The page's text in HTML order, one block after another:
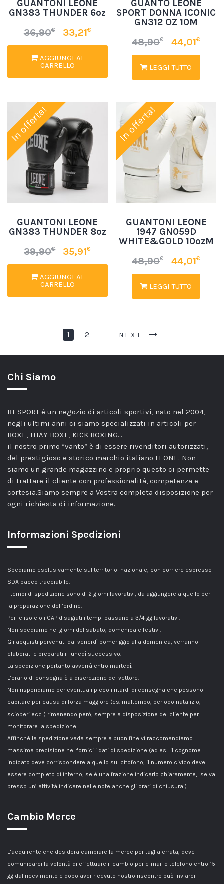
GUANTONI LEONE
GN383 THUNDER 6oz
36,90€ 33,21€
AGGIUNGI AL
CARRELLO
GUANTO LEONE
SPORT DONNA ICONIC
GN312 OZ 10M
48,90€ 44,01€
LEGGI TUTTO
In offerta!
GUANTONI LEONE
GN383 THUNDER 8oz
39,90€ 35,91€
AGGIUNGI AL
CARRELLO
In offerta!
GUANTONI LEONE
1947 GN059D
WHITE&GOLD 10ozM
48,90€ 44,01€
LEGGI TUTTO
1 2 NEXT
Chi Siamo
BT SPORT è un negozio di articoli sportivi, nato nel 2004,
negli ultimi anni ci siamo specializzati in articoli per
BOXE, THAY BOXE, KICK BOXING…
il nostro primo “vanto” è di essere rivenditori autorizzati,
del prestigioso e storico marchio italiano LEONE. Non
siamo un grande magazzino e proprio questo ci permette
di trattare il cliente con professionalità, competenza e
cortesia.Siamo sempre a Vostra completa disposizione per
ogni richiesta di informazione.
Informazioni Spedizioni
Spediamo esclusivamente sul territorio nazionale, con corriere espresso
SDA pacco tracciabile.
I tempi di spedizione sono di 2 giorni lavorativi, da aggiungere a quello per
la preparazione dell’ordine.
Per le isole o i CAP disagiati i tempi passano a 3/4 gg lavorativi.
Non spediamo nei giorni del sabato, domenica e festivi.
Gli acquisti pervenuti dal venerdì pomeriggio alla domenica, verranno
elaborati e preparati il lunedì successivo.
La spedizione pertanto avverrà entro martedì.
L’orario di consegna è a discrezione del vettore.
Non rispondiamo per eventuali piccoli ritardi di consegna che possono
capitare per causa di forza maggiore (es. maltempo, periodo natalizio,
scioperi ecc..) rimanendo però, sempre a disposizione del cliente per
monitorare la spedizione.
Affinché la spedizione vada sempre a buon fine vi raccomandiamo
massima precisione nel fornici i dati di spedizione (ad es.: il cognome
indicato deve corrispondere a quello sul citofono, il numero civico deve
essere completo di interno, se è una frazione indicarlo chiaramente, se va
presso un’ attività indicare nelle note anche gli orari di chiusura ).
Cambio Merce
L’acquirente che desidera cambiare la merce per taglia errata, deve
comunicarci la volontà di effettuare il cambio per e-mail o telefono entro 15
gg dal ricevimento e dopo aver ricevuto nostro riscontro può inviarci